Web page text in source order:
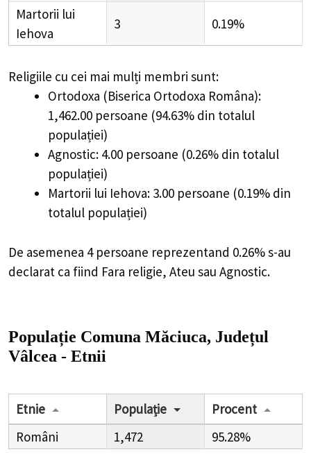
Martorii lui
Iehova
3 0.19%
Religiile cu cei mai mulți membri sunt:
Ortodoxa (Biserica Ortodoxa Româna):
1,462.00 persoane (94.63% din totalul
populației)
Agnostic: 4.00 persoane (0.26% din totalul
populației)
Martorii lui Iehova: 3.00 persoane (0.19% din
totalul populației)
De asemenea 4 persoane reprezentand 0.26% s-au
declarat ca fiind Fara religie, Ateu sau Agnostic.
Populație Comuna Măciuca, Județul
Vâlcea - Etnii
Etnie Populație
Procent
Români
1,472 95.28%